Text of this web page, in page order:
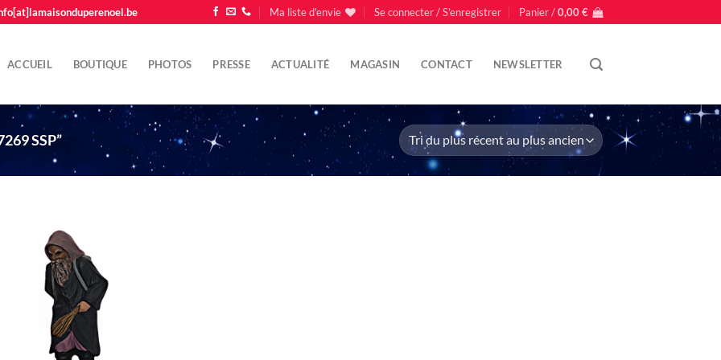
Ma liste d'envie Se connecter / S’enregistrer Panier /0,00€
ACCUEIL BOUTIQUE PHOTOS PRESSE ACTUALITÉ MAGASIN CONTACT NEWSLETTER
SSP”